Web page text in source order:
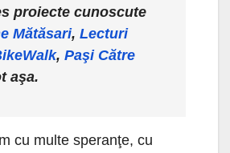
proiecte cunoscute
Mătăsari, Lecturi
, Paşi Către
aşa.
cu multe speranţe, cu